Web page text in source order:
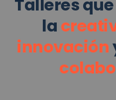
Talleres
la
innovación